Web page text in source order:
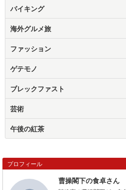
バイキング
海外グルメ旅
ファッション
ゲテモノ
ブレックファスト
芸術
午後の紅茶
プロフィール
曹操閣下の食卓さん